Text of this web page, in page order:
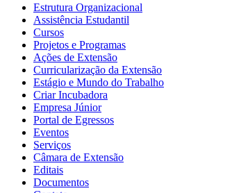
Estrutura Organizacional
Assistência Estudantil
Cursos
Projetos e Programas
Ações de Extensão
Curricularização da Extensão
Estágio e Mundo do Trabalho
Criar Incubadora
Empresa Júnior
Portal de Egressos
Eventos
Serviços
Câmara de Extensão
Editais
Documentos